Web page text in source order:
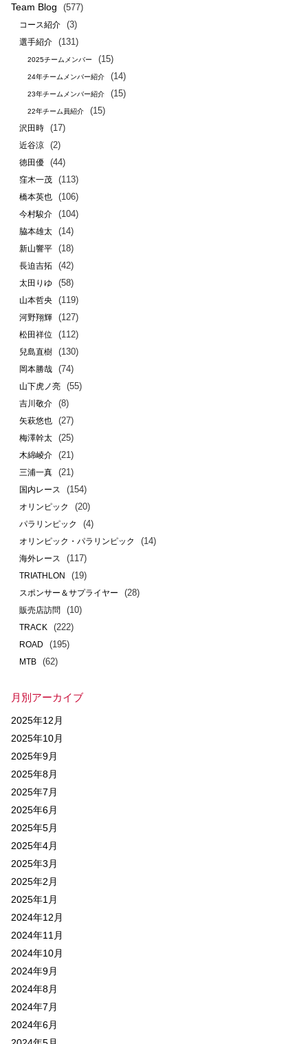
Team Blog (577)
コース紹介 (3)
選手紹介 (131)
2025チームメンバー (15)
24年チームメンバー紹介 (14)
23年チームメンバー紹介 (15)
22年チーム員紹介 (15)
沢田時 (17)
近谷涼 (2)
徳田優 (44)
窪木一茂 (113)
橋本英也 (106)
今村駿介 (104)
脇本雄太 (14)
新山響平 (18)
長迫吉拓 (42)
太田りゆ (58)
山本哲央 (119)
河野翔輝 (127)
松田祥位 (112)
兒島直樹 (130)
岡本勝哉 (74)
山下虎ノ亮 (55)
吉川敬介 (8)
矢萩悠也 (27)
梅澤幹太 (25)
木綿崚介 (21)
三浦一真 (21)
国内レース (154)
オリンピック (20)
パラリンピック (4)
オリンピック・パラリンピック (14)
海外レース (117)
TRIATHLON (19)
スポンサー＆サプライヤー (28)
販売店訪問 (10)
TRACK (222)
ROAD (195)
MTB (62)
月別アーカイブ
2025年12月
2025年10月
2025年9月
2025年8月
2025年7月
2025年6月
2025年5月
2025年4月
2025年3月
2025年2月
2025年1月
2024年12月
2024年11月
2024年10月
2024年9月
2024年8月
2024年7月
2024年6月